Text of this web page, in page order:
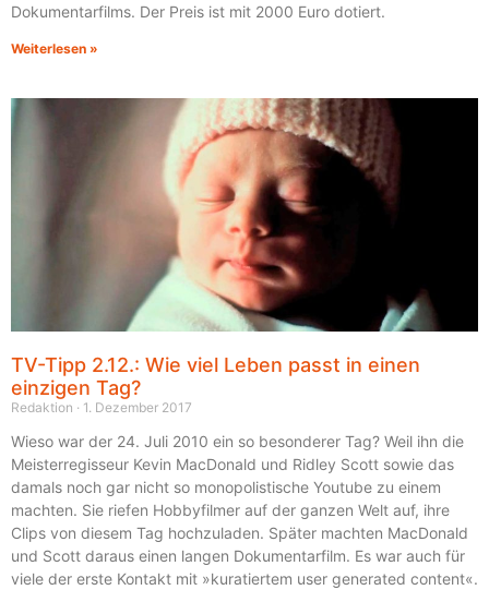
Dokumentarfilms. Der Preis ist mit 2000 Euro dotiert.
Weiterlesen »
TV-Tipp 2.12.: Wie viel Leben passt in einen
einzigen Tag?
Redaktion 1. Dezember 2017
Wieso war der 24. Juli 2010 ein so besonderer Tag? Weil ihn die
Meisterregisseur Kevin MacDonald und Ridley Scott sowie das
damals noch gar nicht so monopolistische Youtube zu einem
machten. Sie riefen Hobbyfilmer auf der ganzen Welt auf, ihre
Clips von diesem Tag hochzuladen. Später machten MacDonald
und Scott daraus einen langen Dokumentarfilm. Es war auch für
viele der erste Kontakt mit »kuratiertem user generated content«.